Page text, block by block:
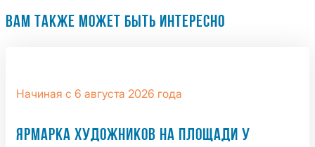
ВАМ ТАКЖЕ МОЖЕТ БЫТЬ ИНТЕРЕСНО
Начиная с 6 августа 2026 года
ЯРМАРКА ХУДОЖНИКОВ НА ПЛОЩАДИ У